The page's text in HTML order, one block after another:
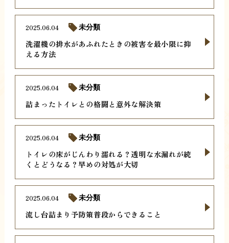
洗濯機の排水があふれたときの被害を最小限に抑
える方法
2025.06.04 未分類
詰まったトイレとの格闘と意外な解決策
2025.06.04 未分類
トイレの床がじんわり濡れる？透明な水漏れが続
くとどうなる？早めの対処が大切
2025.06.04 未分類
流し台詰まり予防策普段からできること
2025.06.04 未分類